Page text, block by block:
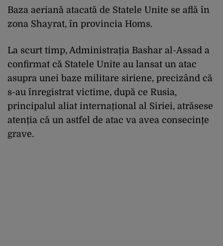
Baza aeriană atacată de Statele Unite se află în
zona Shayrat, în provincia Homs.
La scurt timp, Administrația Bashar al-Assad a
confirmat că Statele Unite au lansat un atac
asupra unei baze militare siriene, precizând că
s-au înregistrat victime, după ce Rusia,
principalul aliat internațional al Siriei, atrăsese
atenția că un astfel de atac va avea consecințe
grave.